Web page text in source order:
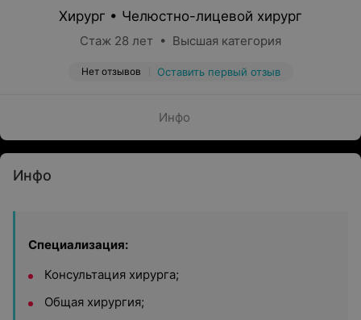
Хирург • Челюстно-лицевой хирург
Стаж 28 лет • Высшая категория
Нет отзывов Оставить первый отзыв
Инфо
Инфо
Специализация:
Консультация хирурга;
Общая хирургия;